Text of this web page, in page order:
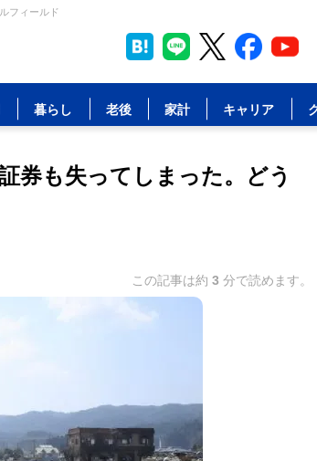
フィールド
暮らし 老後 家計 キャリア
券も失ってしまった。どう
この記事は約 3 分で読めます。